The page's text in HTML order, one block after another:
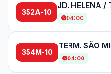
352A-10
04:00
354M-10
04:00